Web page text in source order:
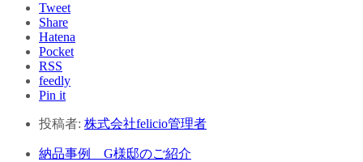
Tweet
Share
Hatena
Pocket
RSS
feedly
Pin it
投稿者: 株式会社felicio管理者
納品事例 G様邸のご紹介